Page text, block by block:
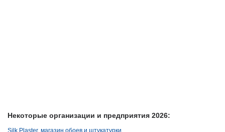
Некоторые организации и предприятия 2026:
Silk Plaster, магазин обоев и штукатурки